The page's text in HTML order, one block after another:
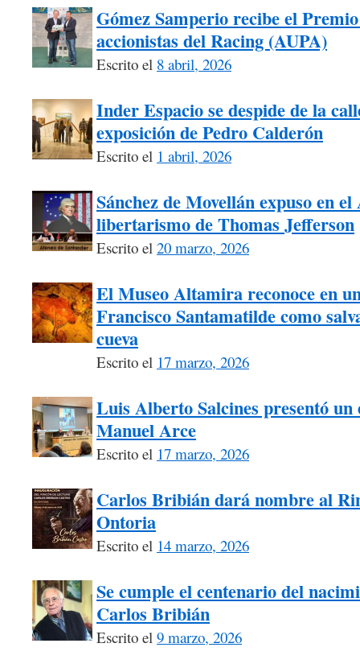
Gómez Samperio recibe el
accionistas del Racing (AUPA)
Escrito el 8 abril, 2026
Inder Espacio se despide de la
exposición de Pedro Calderón
Escrito el 1 abril, 2026
Sánchez de Movellán expuso en
libertarismo de Thomas Jefferson
Escrito el 20 marzo, 2026
El Museo Altamira reconoce en
Francisco Santamatilde como
cueva
Escrito el 17 marzo, 2026
Luis Alberto Salcines presentó
Manuel Arce
Escrito el 17 marzo, 2026
Carlos Bribián dará nombre al
Ontoria
Escrito el 14 marzo, 2026
Se cumple el centenario del
Carlos Bribián
Escrito el 9 marzo, 2026